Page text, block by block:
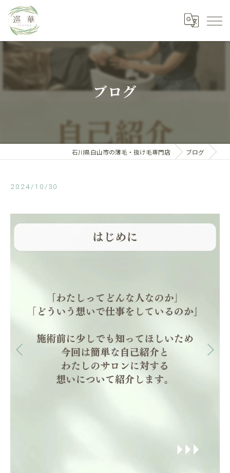
ブログ
石川県白山市の薄毛・抜け毛専門店 ブログ
2024/10/30